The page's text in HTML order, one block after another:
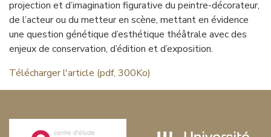
projection et d’imagination figurative du peintre-décorateur,
de l’acteur ou du metteur en scène, mettant en évidence
une question génétique d’esthétique théâtrale avec des
enjeux de conservation, d’édition et d’exposition.
Télécharger l'article (pdf, 300Ko)